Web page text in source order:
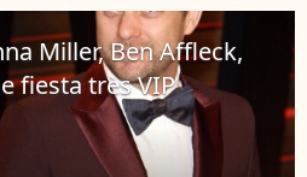
Miller, Ben Affleck,
fiesta très VIP